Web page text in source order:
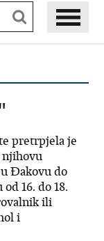
pretrpjela je
njihovu
Đakovu do
16. do 18.
ili
i